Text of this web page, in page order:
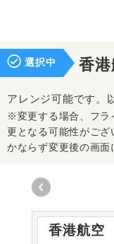
選択中 香
アレンジ可能です。
※変更する場合、フラ
更となる可能性がござ
かならず変更後の画面
香港航空